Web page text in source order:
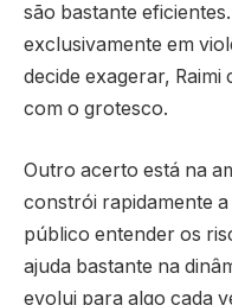
são bastante
exclusivamente em
decide exagerar,
com o grotesco.
Outro acerto está na
constrói rapidamente
público entender os
ajuda bastante na
evolui para algo cada